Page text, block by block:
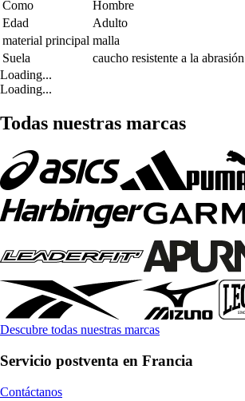
Como
Hombre
Edad
Adulto
material principal malla
Suela
caucho resistente a la abrasión
Loading...
Loading...
Todas nuestras marcas
Descubre todas nuestras marcas
Servicio postventa en Francia
Contáctanos